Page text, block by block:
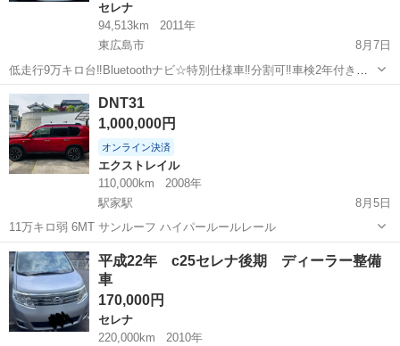
セレナ
94,513km
2011年
東広島市
8月7日
低走行9万キロ台‼️Bluetoothナビ☆特別仕様車‼️分割可‼️車検2年付き！
大人気☆日産 セレナハイウェイスターVセレクション☆低走行9万キロ
台☆フリップダウンモニター付き☆Bluetoothナビ付き☆走行中DVD見
れ...
広島 東広島市
DNT31
1,000,000円
オンライン決済
エクストレイル
110,000km
2008年
駅家駅
8月5日
11万キロ弱 6MT サンルーフ ハイパールールレール
広島 福山市 駅家駅 エクストレイル サンルーフ
平成22年 c25セレナ後期 ディーラー整備
車
170,000円
セレナ
220,000km
2010年